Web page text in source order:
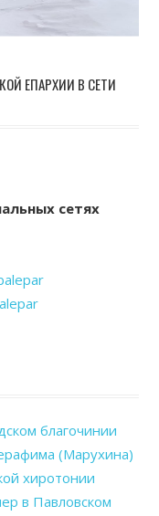
ЕПАРХИИ В СЕТИ
сетях
благочинии
(Марухина)
хиротонии
в Павловском